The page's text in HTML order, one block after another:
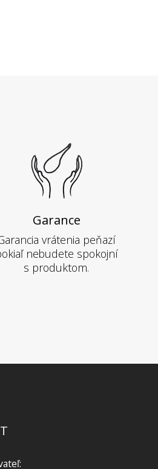
Garance
vrátenia peňazí
nebudete spokojní
s produktom.